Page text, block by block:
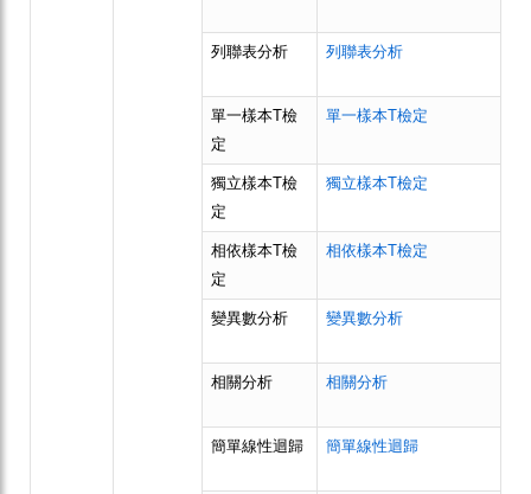
列聯表分析 列聯表分析
單一樣本T檢
定
單一樣本T檢定
獨立樣本T檢
定
獨立樣本T檢定
相依樣本T檢
定
相依樣本T檢定
變異數分析 變異數分析
相關分析 相關分析
簡單線性迴歸 簡單線性迴歸